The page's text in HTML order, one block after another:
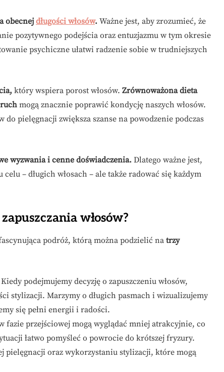
obecnej długości włosów. Ważne jest, aby zrozumieć, że
pozytywnego podejścia oraz entuzjazmu w tym okresie
psychiczne ułatwi radzenie sobie w trudniejszych
który wspiera porost włosów. Zrównoważona dieta
mogą znacznie poprawić kondycję naszych włosów.
pielęgnacji zwiększa szanse na powodzenie podczas
wyzwania i cenne doświadczenia. Dlatego ważne jest,
– długich włosach – ale także radować się każdym
włosów?
podróż, którą można podzielić na trzy
podejmujemy decyzję o zapuszczeniu włosów,
stylizacji. Marzymy o długich pasmach i wizualizujemy
się pełni energii i radości.
fazie przejściowej mogą wyglądać mniej atrakcyjnie, co
łatwo pomyśleć o powrocie do krótszej fryzury.
pielęgnacji oraz wykorzystaniu stylizacji, które mogą